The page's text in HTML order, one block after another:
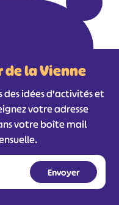
de la Vienne
des idées d'activités et
votre adresse
votre boîte mail